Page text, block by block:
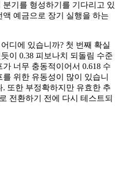
분기를 형성하기를 기다리고 있
예금으로 장기 실행을 하는
디에 있습니까? 첫 번째 확실
이 0.38 피보나치 되돌림 수준
너무 충동적이어서 0.618 수
위한 유동성이 많이 있습니
. 또한 부정확하지만 유효한 추
전환하기 전에 다시 테스트되